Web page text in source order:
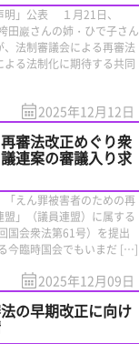
明」公表 １月21日、
田巖さんの姉・ひで子さん
法制審議会による再審法
る法制化に期待する共同
2025年12月12日
審法改正めぐり衆
連案の審議入り求
えん罪被害者のための再
」（議員連盟）に属する
国会衆法第61号）を提出
今臨時国会でもいまだ […]
2025年12月09日
の早期改正に向け